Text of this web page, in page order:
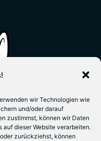
wir Technologien wie
und/oder darauf
zustimmst, können wir Daten
dieser Website verarbeiten.
zurückziehst, können